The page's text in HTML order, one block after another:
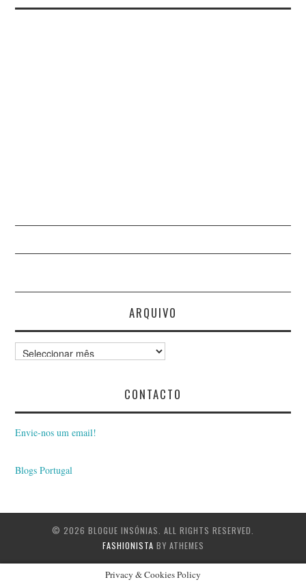
MARIA CRUZ
NARCISO MIRANDA
NORBERTO PIRES
NORBERTO VALÉRIO
NUNO DA COSTA NATA
NUNO GAROUPA
NUNO TEIXEIRA CASTRO
PAULO FERREIRA
PAULO NETO
TEIXIERA
ARQUIVO
Arquivo
CONTACTO
Envie-nos um email!
Blogs Portugal
© 2026 BLOGUE INSÓNIAS. ALL RIGHTS RESERVED.
FASHIONISTA BY ATHEMES
Privacy & Cookies Policy